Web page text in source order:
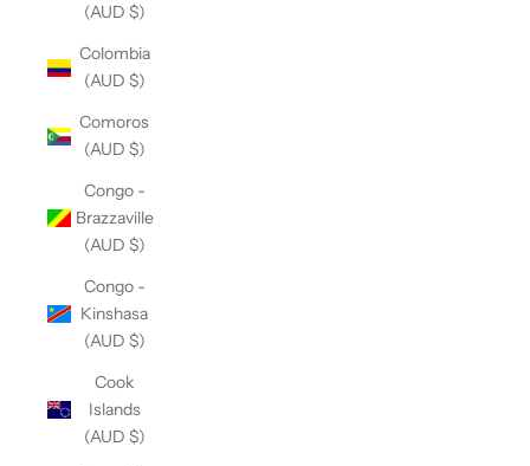
(AUD $)
Colombia
(AUD $)
Comoros
(AUD $)
Congo -
Brazzaville
(AUD $)
Congo -
Kinshasa
(AUD $)
Cook
Islands
(AUD $)